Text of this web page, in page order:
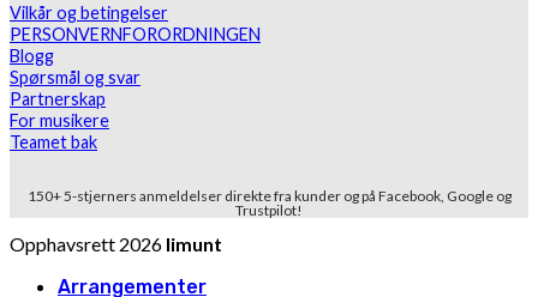
Vilkår og betingelser
PERSONVERNFORORDNINGEN
Blogg
Spørsmål og svar
Partnerskap
For musikere
Teamet bak
150+ 5-stjerners anmeldelser direkte fra kunder og på Facebook, Google og
Trustpilot!
Opphavsrett 2026 limunt
Arrangementer